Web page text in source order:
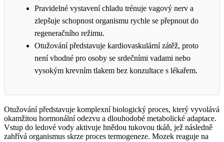
Pravidelné vystavení chladu trénuje vagový nerv a
zlepšuje schopnost organismu rychle se přepnout do
regeneračního režimu.
Otužování představuje kardiovaskulární zátěž, proto
není vhodné pro osoby se srdečními vadami nebo
vysokým krevním tlakem bez konzultace s lékařem.
Otužování představuje komplexní biologický proces, který vyvolává
okamžitou hormonální odezvu a dlouhodobé metabolické adaptace.
Vstup do ledové vody aktivuje hnědou tukovou tkáň, jež následně
zahřívá organismus skrze proces termogeneze. Mozek reaguje na